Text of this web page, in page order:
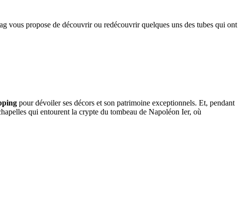
vous propose de découvrir ou redécouvrir quelques uns des tubes qui ont
pour dévoiler ses décors et son patrimoine exceptionnels. Et, pendant
qui entourent la crypte du tombeau de Napoléon Ier, où